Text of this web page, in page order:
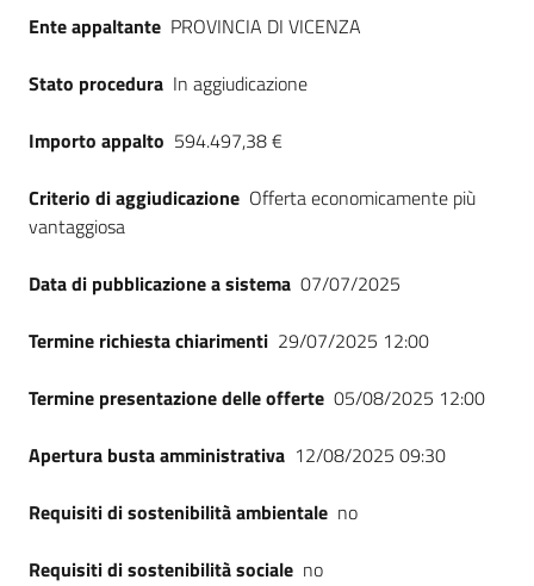
Ente appaltante PROVINCIA DI VICENZA
Stato procedura In aggiudicazione
Importo appalto 594.497,38 €
Criterio di aggiudicazione Offerta economicamente più
vantaggiosa
Data di pubblicazione a sistema 07/07/2025
Termine richiesta chiarimenti 29/07/2025 12:00
Termine presentazione delle offerte 05/08/2025 12:00
Apertura busta amministrativa 12/08/2025 09:30
Requisiti di sostenibilità ambientale no
Requisiti di sostenibilità sociale no